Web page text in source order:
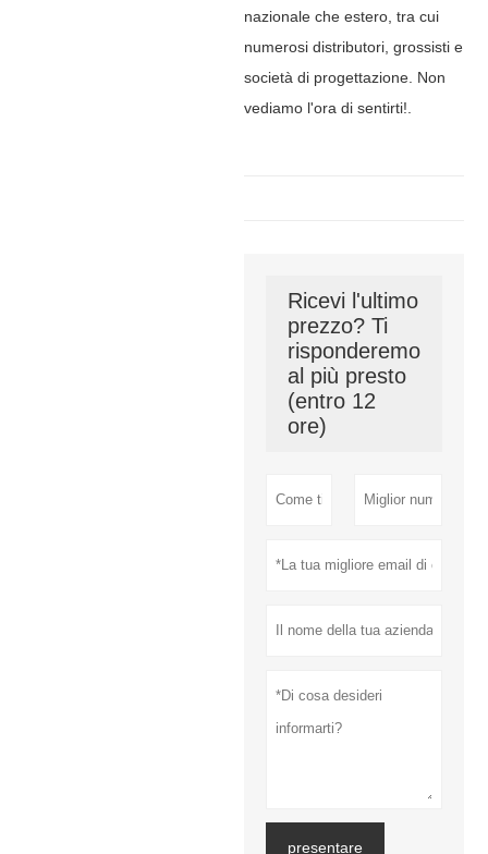
nazionale che estero, tra cui
numerosi distributori, grossisti e
società di progettazione. Non
vediamo l'ora di sentirti!.
Ricevi l'ultimo
prezzo? Ti
risponderemo
al più presto
(entro 12
ore)
presentare